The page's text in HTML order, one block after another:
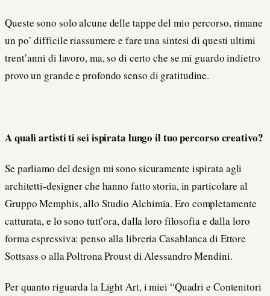
Queste sono solo alcune delle tappe del mio percorso, rimane
un po’ difficile riassumere e fare una sintesi di questi ultimi
trent’anni di lavoro, ma, so di certo che se mi guardo indietro
provo un grande e profondo senso di gratitudine.
A quali artisti ti sei ispirata lungo il tuo percorso creativo?
Se parliamo del design mi sono sicuramente ispirata agli
architetti-designer che hanno fatto storia, in particolare al
Gruppo Memphis, allo Studio Alchimia. Ero completamente
catturata, e lo sono tutt’ora, dalla loro filosofia e dalla loro
forma espressiva: penso alla libreria Casablanca di Ettore
Sottsass o alla Poltrona Proust di Alessandro Mendini.
Per quanto riguarda la Light Art, i miei “Quadri e Contenitori